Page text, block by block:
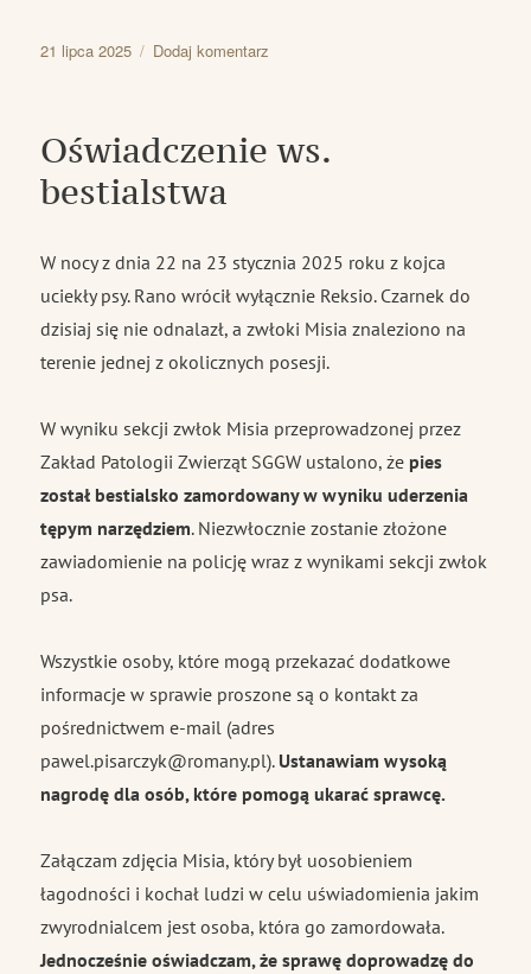
Data
21 lipca 2025 Dodaj komentarz
Waldemara
Oświadczenie ws.
bestialstwa
W nocy z dnia 22 na 23 stycznia 2025 roku z kojca
uciekły psy. Rano wrócił wyłącznie Reksio. Czarnek do
dzisiaj się nie odnalazł, a zwłoki Misia znaleziono na
terenie jednej z okolicznych posesji.
W wyniku sekcji zwłok Misia przeprowadzonej przez
Zakład Patologii Zwierząt SGGW ustalono, że pies
został bestialsko zamordowany w wyniku uderzenia
tępym narzędziem. Niezwłocznie zostanie złożone
zawiadomienie na policję wraz z wynikami sekcji zwłok
psa.
Wszystkie osoby, które mogą przekazać dodatkowe
informacje w sprawie proszone są o kontakt za
pośrednictwem e-mail (adres
pawel.pisarczyk@romany.pl). Ustanawiam wysoką
nagrodę dla osób, które pomogą ukarać sprawcę.
Załączam zdjęcia Misia, który był uosobieniem
łagodności i kochał ludzi w celu uświadomienia jakim
zwyrodnialcem jest osoba, która go zamordowała.
Jednocześnie oświadczam, że sprawę doprowadzę do